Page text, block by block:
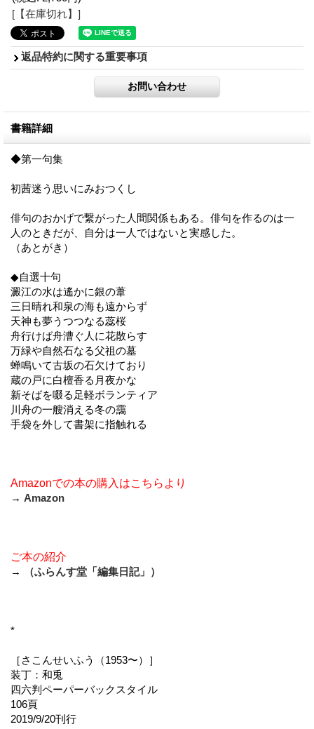
[【在庫切れ】]
返品特約に関する重要事項
書籍詳細
◆第一句集
初茜迷う思いにみおつくし
俳句のおかげで繋がった人間関係もある。俳句を作るのは一
人のときだが、自分は一人ではないと実感した。
（あとがき）
◆自選十句
澱江の水は遙かに銀の葦
三日晴れ和泉の海も遠からず
天神も夢うつつなる蕊桜
舟行けば舟漕ぐ人に花散らす
万緑や自然石なる父祖の墓
蝉鳴いて古坂の石欠けており
蔵の戸に白檀香る月夜かな
新そばを啜る足軽ボランティア
川舟の一艘消える冬の靄
手袋を外して書架に指触れる
Amazonでの本の購入はこちらより
→ Amazon
ご本の紹介
→
（ふらんす堂「編集日記」）
*
［さこんせいふう（1953〜）］
装丁：和兎
四六判ペーパーバックスタイル
106頁
2019/9/20刊行